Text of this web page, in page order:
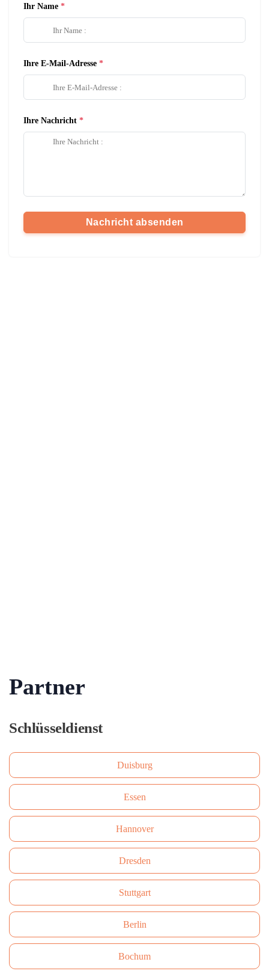
Ihr Name
Ihre E-Mail-Adresse
Ihre Nachricht
Nachricht absenden
Partner
Schlüsseldienst
Duisburg
Essen
Hannover
Dresden
Stuttgart
Berlin
Bochum